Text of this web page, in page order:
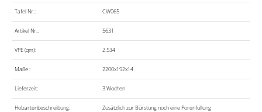
Tafel Nr.: CW065
Artikel Nr.: 5631
VPE (qm): 2.534
Maße : 2200x192x14
Lieferzeit: 3 Wochen
Holzartenbeschreibung: Zusätzlich zur Bürstung noch eine Porenfüllung